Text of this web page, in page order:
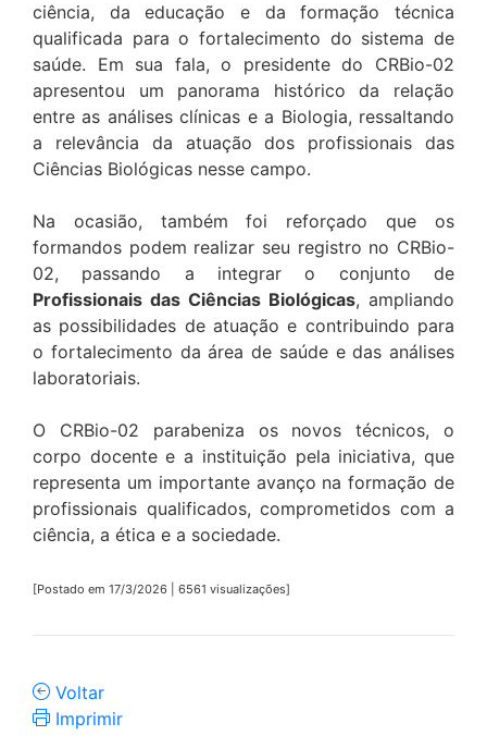
ciência, da educação e da formação técnica
qualificada para o fortalecimento do sistema de
saúde. Em sua fala, o presidente do CRBio-02
apresentou um panorama histórico da relação
entre as análises clínicas e a Biologia, ressaltando
a relevância da atuação dos profissionais das
Ciências Biológicas nesse campo.
Na ocasião, também foi reforçado que os
formandos podem realizar seu registro no CRBio-
02, passando a integrar o conjunto de
Profissionais das Ciências Biológicas, ampliando
as possibilidades de atuação e contribuindo para
o fortalecimento da área de saúde e das análises
laboratoriais.
O CRBio-02 parabeniza os novos técnicos, o
corpo docente e a instituição pela iniciativa, que
representa um importante avanço na formação de
profissionais qualificados, comprometidos com a
ciência, a ética e a sociedade.
[Postado em 17/3/2026 | 6561 visualizações]
Voltar
Imprimir